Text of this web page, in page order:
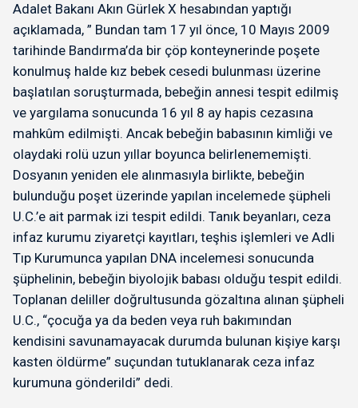
Adalet Bakanı Akın Gürlek X hesabından yaptığı
açıklamada, ” Bundan tam 17 yıl önce, 10 Mayıs 2009
tarihinde Bandırma’da bir çöp konteynerinde poşete
konulmuş halde kız bebek cesedi bulunması üzerine
başlatılan soruşturmada, bebeğin annesi tespit edilmiş
ve yargılama sonucunda 16 yıl 8 ay hapis cezasına
mahkûm edilmişti. Ancak bebeğin babasının kimliği ve
olaydaki rolü uzun yıllar boyunca belirlenememişti.
Dosyanın yeniden ele alınmasıyla birlikte, bebeğin
bulunduğu poşet üzerinde yapılan incelemede şüpheli
U.C.’e ait parmak izi tespit edildi. Tanık beyanları, ceza
infaz kurumu ziyaretçi kayıtları, teşhis işlemleri ve Adli
Tıp Kurumunca yapılan DNA incelemesi sonucunda
şüphelinin, bebeğin biyolojik babası olduğu tespit edildi.
Toplanan deliller doğrultusunda gözaltına alınan şüpheli
U.C., “çocuğa ya da beden veya ruh bakımından
kendisini savunamayacak durumda bulunan kişiye karşı
kasten öldürme” suçundan tutuklanarak ceza infaz
kurumuna gönderildi” dedi.